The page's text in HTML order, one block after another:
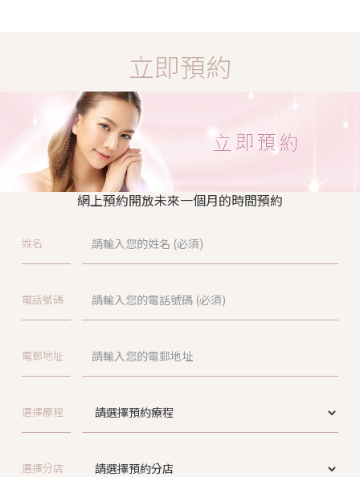
立即預約
網上預約開放未來一個月的時間預約
姓名
電話號碼
電郵地址
選擇療程
選擇分店